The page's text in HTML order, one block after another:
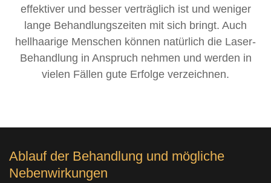
effektiver und besser verträglich ist und weniger
lange Behandlungszeiten mit sich bringt. Auch
hellhaarige Menschen können natürlich die Laser-
Behandlung in Anspruch nehmen und werden in
vielen Fällen gute Erfolge verzeichnen.
Ablauf der Behandlung und mögliche
Nebenwirkungen